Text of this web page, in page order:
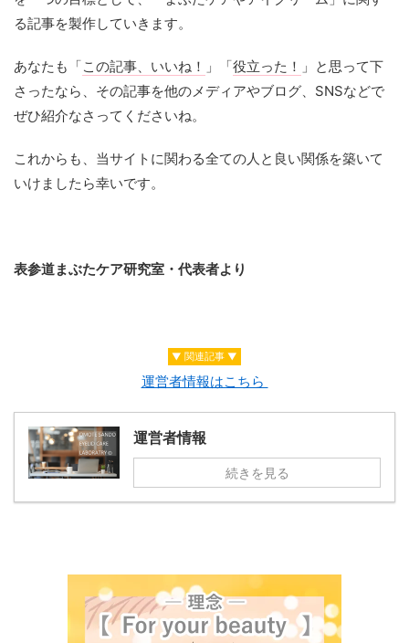
る記事を製作していきます。
あなたも「この記事、いいね！ 」「役立った！ 」と思って下
さったなら、その記事を他のメディアやブログ、SNSなどで
ぜひ紹介なさってくださいね。
これからも、当サイトに関わる全ての人と良い関係を築いて
いけましたら幸いです。
表参道まぶたケア研究室・代表者より
▼ 関連記事 ▼
運営者情報はこちら
運営者情報
続きを見る